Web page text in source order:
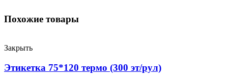
Похожие товары
Закрыть
Этикетка 75*120 термо (300 эт/рул)